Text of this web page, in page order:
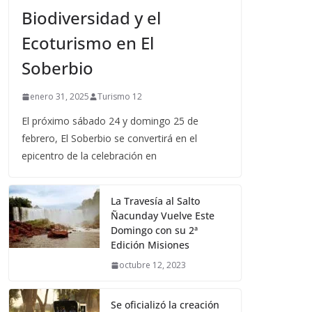
Biodiversidad y el
Ecoturismo en El
Soberbio
enero 31, 2025 Turismo 12
El próximo sábado 24 y domingo 25 de
febrero, El Soberbio se convertirá en el
epicentro de la celebración en
La Travesía al Salto
Ñacunday Vuelve Este
Domingo con su 2ª
Edición Misiones
octubre 12, 2023
Se oficializó la creación